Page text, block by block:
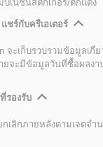
บิเนชันสติกเกอร์/ตกแต่ง
ชร์กับครีเอเตอร์
จะเก็บรวบรวมข้อมูลเ
ยจะมีข้อมูลวันที่ซื้อผลง
รองรับ
เลิกภายหลังตามเจตจำ